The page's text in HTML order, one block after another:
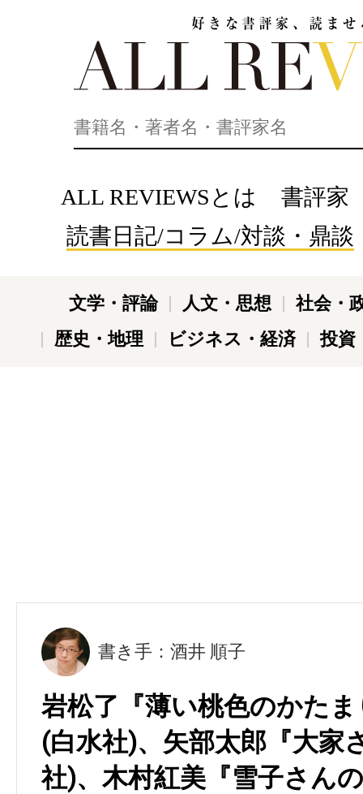
ALL REVIEWSとは
書評家
読書日記/コラム/対談・鼎談
文学・評論 人文・思想
社会・
歴史・地理
ビジネス・経済 投資
書き手：酒井 順子
岩松了『薄い桃色のかた
(白水社)、矢部太郎『大家
社)、木村紅美『雪子さん